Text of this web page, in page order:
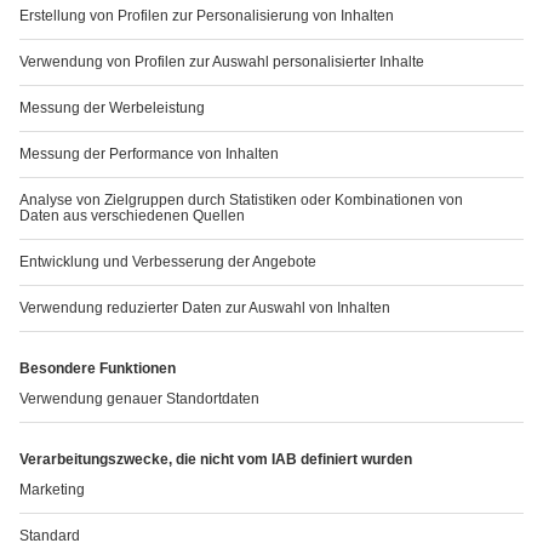
Traisengasse 5
1200 WIEN
ÖSTERREICH
anzeigen.
Indem Sie Nebenwirkungen melden, können Sie dazu
dieses Arzneimittels zur Verfügung gestellt werden.
Kontakt
Falls Sie weitere Informationen über dieses